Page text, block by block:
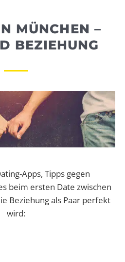
MÜNCHEN –
BEZIEHUNG
Apps, Tipps gegen
beim ersten Date zwischen
Beziehung als Paar perfekt
wird: